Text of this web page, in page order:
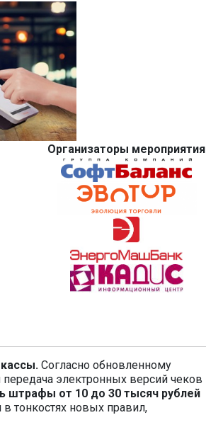
Организаторы мероприятия
Согласно обновленному
электронных версий чеков
штрафы от 10 до 30 тысяч рублей
тонкостях новых правил,